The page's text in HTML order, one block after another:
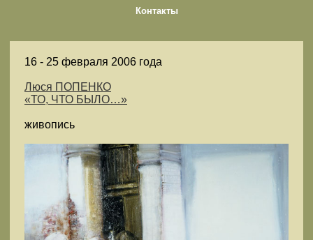
Контакты
16 - 25 февраля 2006 года
Люся ПОПЕНКО
«ТО, ЧТО БЫЛО…»
живопись